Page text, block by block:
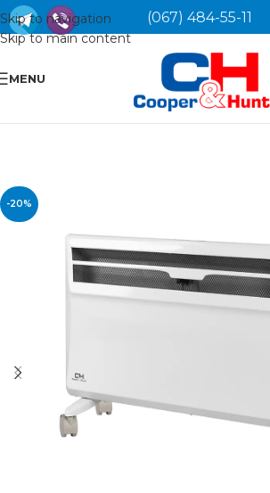
Skip to navigation
Skip to main content
(067) 484-55-11
MENU
-20%